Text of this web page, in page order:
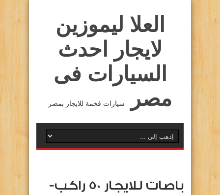
العلا ليموزين
لايجار احدث
السيارات فى
مصر
سيارات فخمة للايجار بمصر
باصات للايجار 50 راكب-